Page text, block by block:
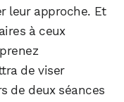
leur approche. Et
à ceux
de viser
de deux séances